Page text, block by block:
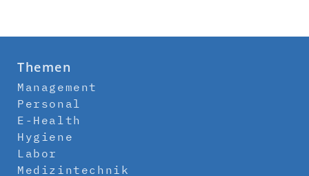
Themen
Management
Personal
E-Health
Hygiene
Labor
Medizintechnik